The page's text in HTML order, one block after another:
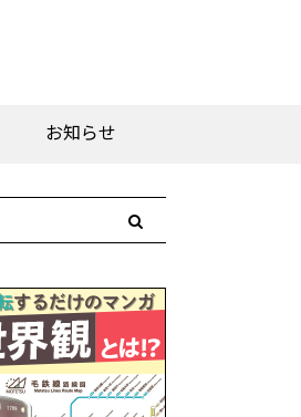
お知らせ